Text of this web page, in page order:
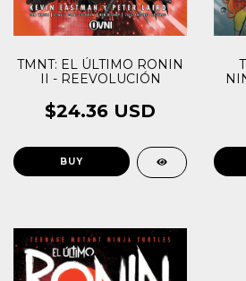
TMNT: EL ÚLTIMO RONIN
II - REEVOLUCIÓN
$24.36 USD